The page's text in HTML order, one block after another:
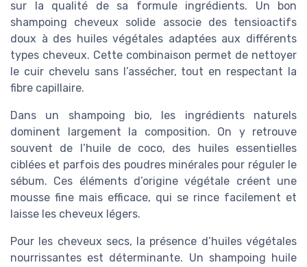
sur la qualité de sa formule ingrédients. Un bon
shampoing cheveux solide associe des tensioactifs
doux à des huiles végétales adaptées aux différents
types cheveux. Cette combinaison permet de nettoyer
le cuir chevelu sans l’assécher, tout en respectant la
fibre capillaire.
Dans un shampoing bio, les ingrédients naturels
dominent largement la composition. On y retrouve
souvent de l’huile de coco, des huiles essentielles
ciblées et parfois des poudres minérales pour réguler le
sébum. Ces éléments d’origine végétale créent une
mousse fine mais efficace, qui se rince facilement et
laisse les cheveux légers.
Pour les cheveux secs, la présence d’huiles végétales
nourrissantes est déterminante. Un shampoing huile